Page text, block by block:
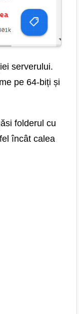
serverului.
pe 64-biți și
folderul cu
încât calea